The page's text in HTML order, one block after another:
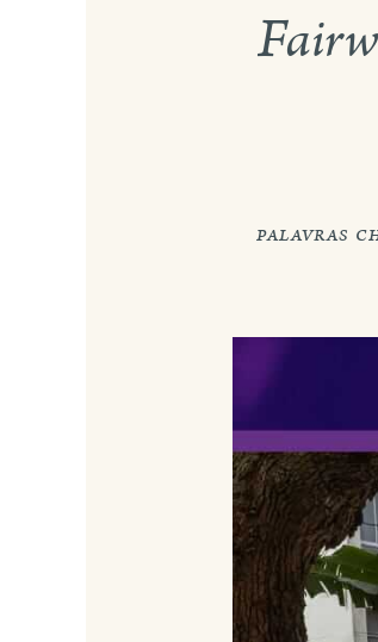
palavras